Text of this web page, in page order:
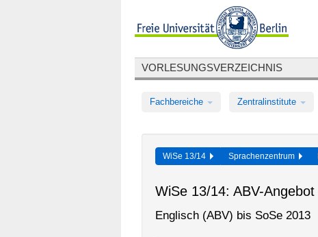
VORLESUNGSVERZEICHNIS
Fachbereiche Zentralinstitute
WiSe 13/14 Sprachenzentrum
WiSe 13/14: ABV-Angebot
Englisch (ABV) bis SoSe 2013